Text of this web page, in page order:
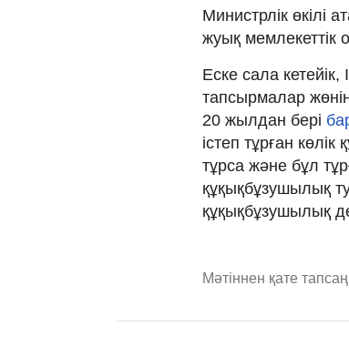
Министрлік өкілі
жуық мемлекеттік
Еске сала кетейік,
тапсырмалар
20 жылдан бері
істеп тұрған
тұрса және бұл
құқықбұзушылық
құқықбұзушылық
Мәтіннен қате